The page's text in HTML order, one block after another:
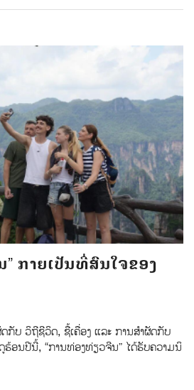
ກາຍເປັນທີ່ສົນໃຈຂອງ
ບ ​ວິ​ຖີ​ຊີ​ວິດ, ​ຊື້​ເຄື່ອງ ແລະ​ ການ​ສຳ​ຜັດ​ກັບ​
ຮ້ອນ​ປີ​ນີ້, “ການ​ທ່ອງ​ທ່ຽວ​ຈີນ” ​ໄດ້​ຮັບ​ຄວາມ​ນິ​